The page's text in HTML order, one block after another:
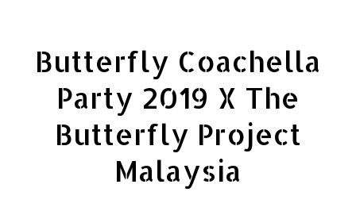
Butterfly Coachella
Party 2019 X The
Butterfly Project
Malaysia